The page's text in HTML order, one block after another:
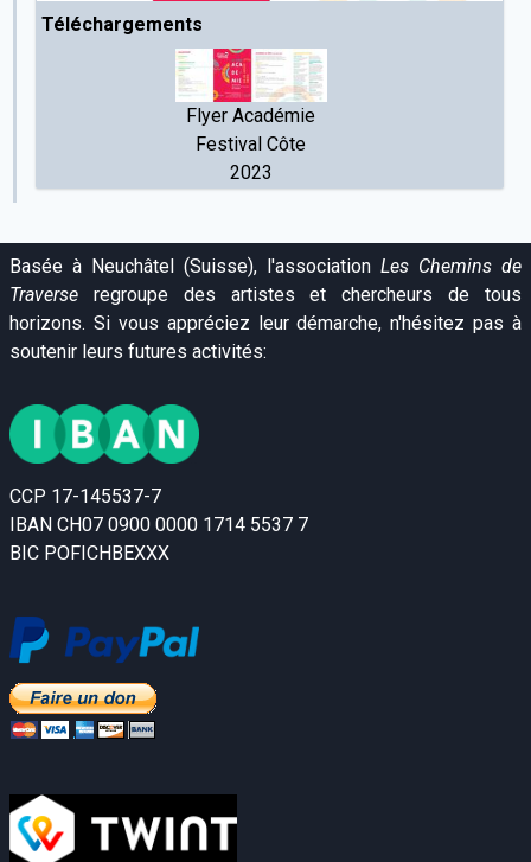
Téléchargements
Flyer Académie
Festival Côte
2023
Basée à Neuchâtel (Suisse), l'association Les Chemins de
Traverse regroupe des artistes et chercheurs de tous
horizons. Si vous appréciez leur démarche, n'hésitez pas à
soutenir leurs futures activités:
CCP 17-145537-7
IBAN CH07 0900 0000 1714 5537 7
BIC POFICHBEXXX